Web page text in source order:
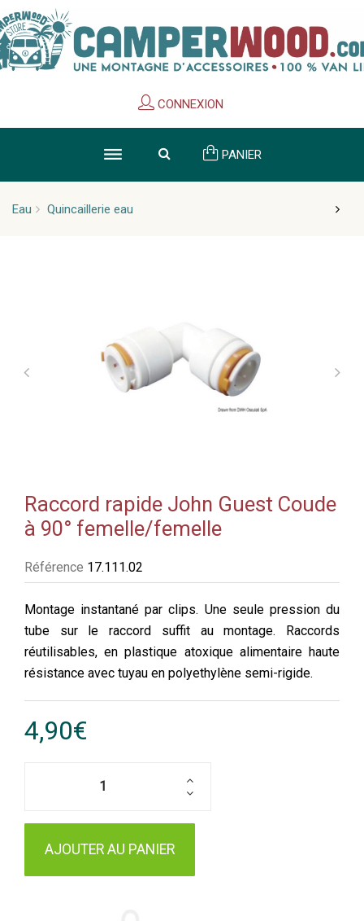
CONNEXION
PANIER
Eau Quincaillerie eau
Raccord rapide John Guest Coude
à 90° femelle/femelle
Référence 17.111.02
Montage instantané par clips. Une seule pression du
tube sur le raccord suffit au montage. Raccords
réutilisables, en plastique atoxique alimentaire haute
résistance avec tuyau en polyethylène semi-rigide.
4,90€
AJOUTER AU PANIER
Cookies management panel